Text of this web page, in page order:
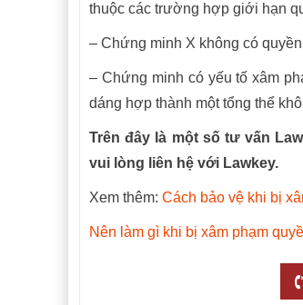
thuộc các trường hợp giới hạn
– Chứng minh X không có
– Chứng minh có yếu tố xâm
dáng hợp thành một tổng thể
Trên đây là một số tư vấn
vui lòng liên hệ với Lawkey.
Xem thêm: Cách bảo vệ khi bị
Nên làm gì khi bị xâm phạm